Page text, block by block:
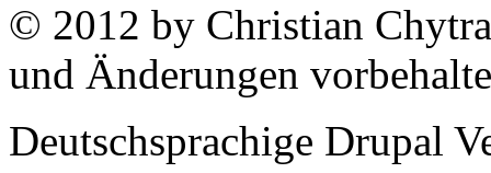
© 2012 by Christian
und Änderungen
Deutschsprachige Drupal